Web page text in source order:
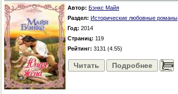
Автор: Бэнкс Майя
Раздел: Исторические любовные романы
Год: 2014
Страниц: 119
Рейтинг: 3131 (4.55)
Читать Подробнее ......